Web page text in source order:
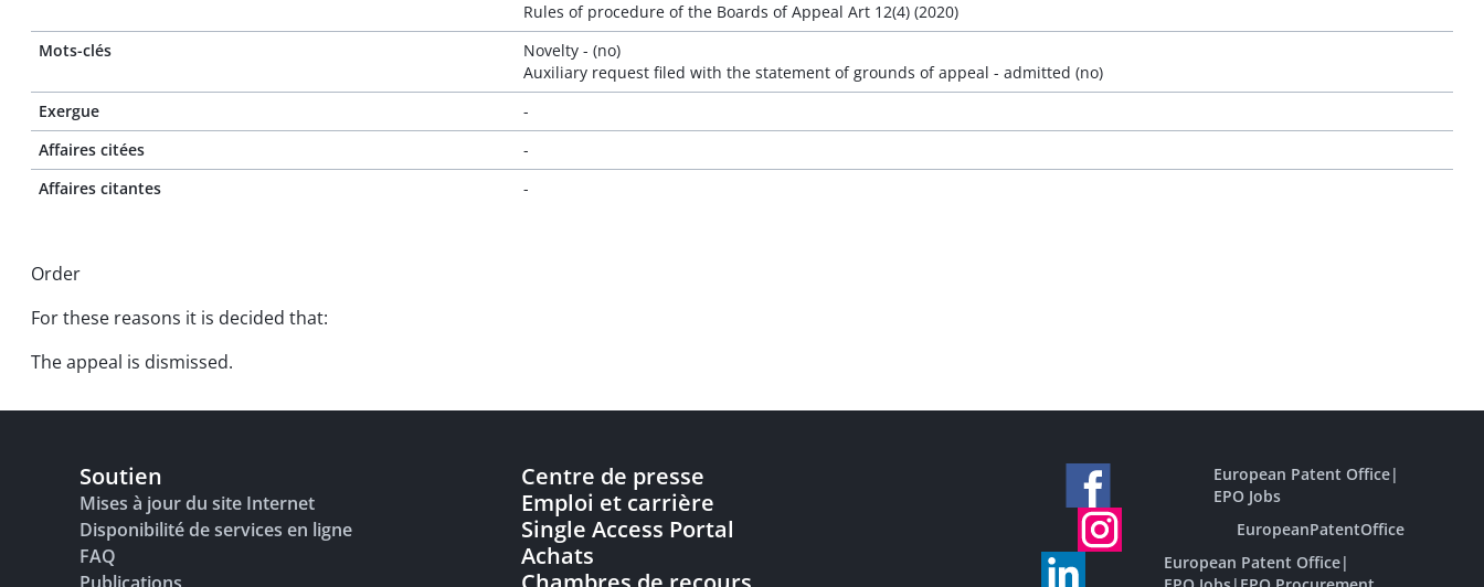
Rules of procedure of the Boards of Appeal Art 12(4) (2020)
Mots-clés
Novelty - (no)
Auxiliary request filed with the statement of grounds of appeal - admitted (no)
Exergue
-
Affaires citées
-
Affaires citantes
-
Order
For these reasons it is decided that:
The appeal is dismissed.
Soutien
Mises à jour du site Internet
Disponibilité de services en ligne
FAQ
Centre de presse
Emploi et carrière
Single Access Portal
Achats
European Patent Office|
EPO Jobs
EuropeanPatentOffice
European Patent Office|